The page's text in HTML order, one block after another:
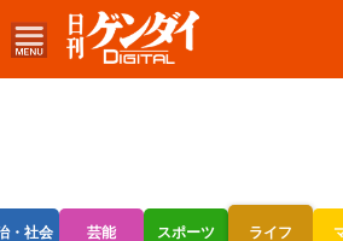
・社会 芸能 スポーツ ライフ